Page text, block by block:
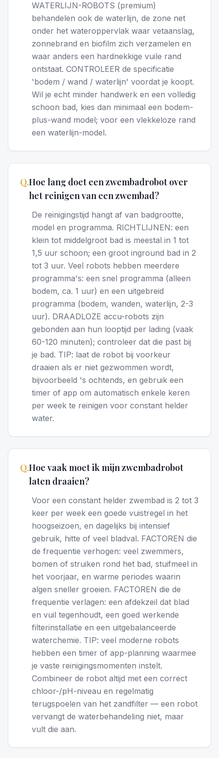
WATERLIJN-ROBOTS (premium)
behandelen ook de waterlijn, de zone net
onder het wateroppervlak waar vetaanslag,
zonnebrand en biofilm zich verzamelen en
waar anders een hardnekkige vuile rand
ontstaat. CONTROLEER de specificatie
'bodem / wand / waterlijn' voordat je koopt.
Wil je echt minder handwerk en een volledig
schoon bad, kies dan minimaal een bodem-
plus-wand model; voor een vlekkeloze rand
een waterlijn-model.
Q.Hoe lang doet een zwembadrobot over
het reinigen van een zwembad?
De reinigingstijd hangt af van badgrootte,
model en programma. RICHTLIJNEN: een
klein tot middelgroot bad is meestal in 1 tot
1,5 uur schoon; een groot inground bad in 2
tot 3 uur. Veel robots hebben meerdere
programma's: een snel programma (alleen
bodem, ca. 1 uur) en een uitgebreid
programma (bodem, wanden, waterlijn, 2-3
uur). DRAADLOZE accu-robots zijn
gebonden aan hun looptijd per lading (vaak
60-120 minuten); controleer dat die past bij
je bad. TIP: laat de robot bij voorkeur
draaien als er niet gezwommen wordt,
bijvoorbeeld 's ochtends, en gebruik een
timer of app om automatisch enkele keren
per week te reinigen voor constant helder
water.
Q.Hoe vaak moet ik mijn zwembadrobot
laten draaien?
Voor een constant helder zwembad is 2 tot 3
keer per week een goede vuistregel in het
hoogseizoen, en dagelijks bij intensief
gebruik, hitte of veel bladval. FACTOREN die
de frequentie verhogen: veel zwemmers,
bomen of struiken rond het bad, stuifmeel in
het voorjaar, en warme periodes waarin
algen sneller groeien. FACTOREN die de
frequentie verlagen: een afdekzeil dat blad
en vuil tegenhoudt, een goed werkende
filterinstallatie en een uitgebalanceerde
waterchemie. TIP: veel moderne robots
hebben een timer of app-planning waarmee
je vaste reinigingsmomenten instelt.
Combineer de robot altijd met een correct
chloor-/pH-niveau en regelmatig
terugspoelen van het zandfilter — een robot
vervangt de waterbehandeling niet, maar
vult die aan.